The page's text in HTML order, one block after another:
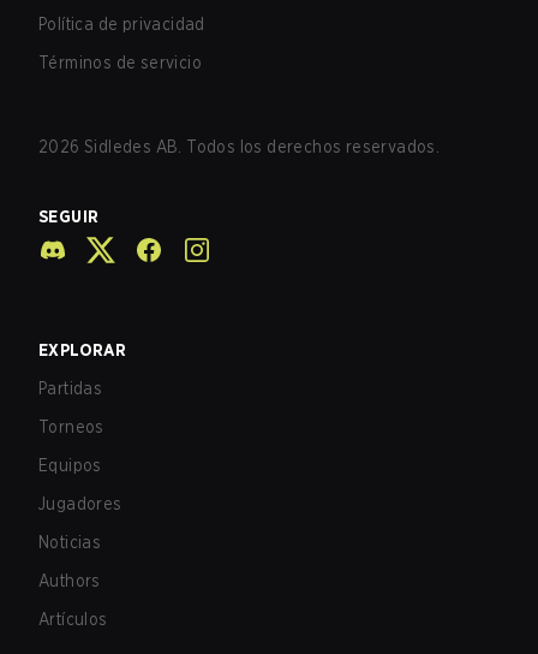
Política de privacidad
Términos de servicio
2026 Sidledes AB. Todos los derechos reservados.
SEGUIR
EXPLORAR
Partidas
Torneos
Equipos
Jugadores
Noticias
Authors
Artículos